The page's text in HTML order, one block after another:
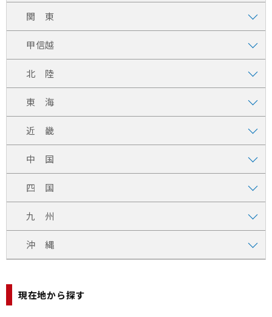
関 東
甲信越
北 陸
東 海
近 畿
中 国
四 国
九 州
沖 縄